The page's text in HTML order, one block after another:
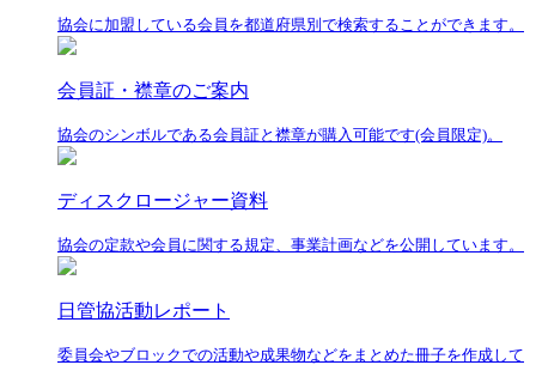
協会に加盟している会員を都道府県別で検索することができます。
会員証・襟章のご案内
協会のシンボルである会員証と襟章が購入可能です(会員限定)。
ディスクロージャー資料
協会の定款や会員に関する規定、事業計画などを公開しています。
日管協活動レポート
委員会やブロックでの活動や成果物などをまとめた冊子を作成して